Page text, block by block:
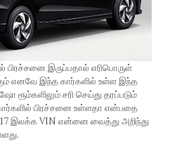
பிரச்சனை இருப்பதால் எரிபொருள்
எனவே இந்த கார்களில் உள்ள இந்த
சரி செய்து தரப்படும்
பிரச்சனை உள்ளதா என்பதை
இலக்க VIN என்னை வைத்து அறிந்து